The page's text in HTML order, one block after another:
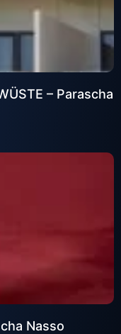
– Parascha
Nasso